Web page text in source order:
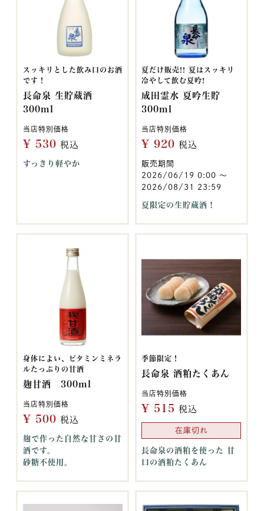
スッキリとした飲み口のお酒
です！
長命泉 生貯蔵酒
300ml
当店特別価格
¥ 530 税込
すっきり軽やか
夏だけ販売!! 夏はスッキリ
冷やして飲む夏吟!
成田霊水 夏吟生貯
300ml
当店特別価格
¥ 920 税込
販売期間
2026/06/19 0:00 〜
2026/08/31 23:59
夏限定の生貯蔵酒！
身体によい、ビタミンミネラ
ルたっぷりの甘酒
麹甘酒 300ml
当店特別価格
¥ 500 税込
麹で作った自然な甘さの甘
酒です。
砂糖不使用。
季節限定！
長命泉 酒粕たくあん
当店特別価格
¥ 515 税込
在庫切れ
長命泉の酒粕を使った 甘
口の酒粕たくあん